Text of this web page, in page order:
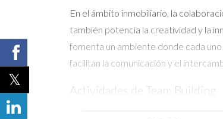
En el ámbito inmobiliario, la
también potencia la creatividad y la
fomenta un ambiente donde cada
facilitan la comunicación y el
Actividades de Team Building